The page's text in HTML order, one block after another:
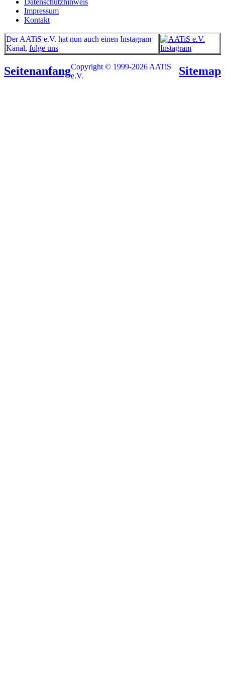
Impressum
Kontakt
Der AATiS e.V. hat nun auch einen Instagram
Kanal, folge uns
SeitenanfangCopyright © 1999-2026 AATiS
e.V.
Sitemap